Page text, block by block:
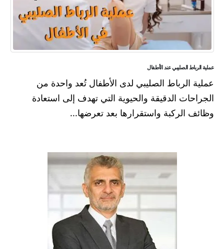
عملية الرباط الصليبي عند الأطفال
عملية الرباط الصليبي لدى الأطفال تُعد واحدة من
الجراحات الدقيقة والحيوية التي تهدف إلى استعادة
وظائف الركبة واستقرارها بعد تعرضها...